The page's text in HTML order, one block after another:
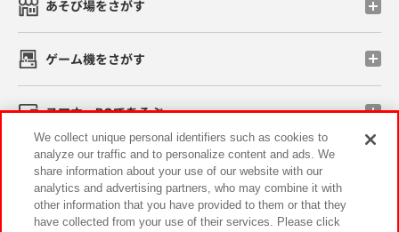
あそび場をさがす
ゲーム機をさがす
スマホ・PCであそぶ
イベント・キャンペーン
We collect unique personal identifiers such as cookies to
analyze our traffic and to personalize content and ads. We
share information about your use of our website with our
analytics and advertising partners, who may combine it with
other information that you have provided to them or that they
have collected from your use of their services. Please click